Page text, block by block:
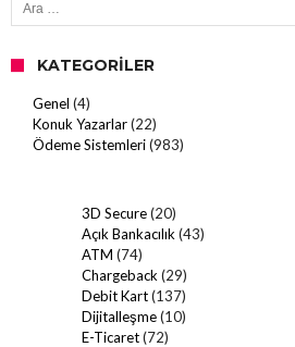
KATEGORILER
Genel (4)
Konuk Yazarlar(22)
Ödeme Sistemleri(983)
3D Secure(20)
Açık Bankacılık (43)
ATM (74)
Chargeback (29)
Debit Kart(137)
Dijitalleşme(10)
E-Ticaret(72)